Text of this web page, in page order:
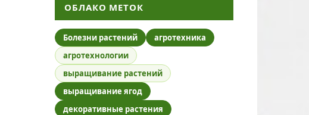
ОБЛАКО МЕТОК
Болезни растений
агротехника
агротехнологии
выращивание растений
выращивание ягод
декоративные растения